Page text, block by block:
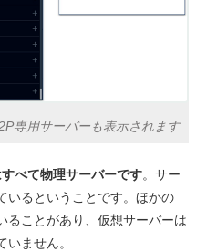
専用サーバーも表示されます
べて物理サーバーです。サー
いるということです。ほかの
ることがあり、仮想サーバーは
ません。